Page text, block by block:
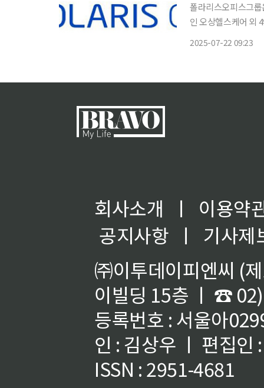
폴라리스오피스그
인 오상헬스케어 외
2025-07-22 09:23
회사소개 ㅣ
이용약
공지사항
ㅣ
기사제
㈜이투데이피엔씨 (
이빌딩 15층 ㅣ ☎
등록번호 : 서울아
인 : 김상우 ㅣ 편집인
ISSN : 2951-4681